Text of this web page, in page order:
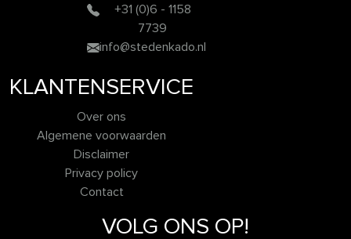
+31 (0)6 - 1158
7739
info@stedenkado.nl
KLANTENSERVICE
Over ons
Algemene voorwaarden
Disclaimer
Privacy policy
Contact
VOLG ONS OP!